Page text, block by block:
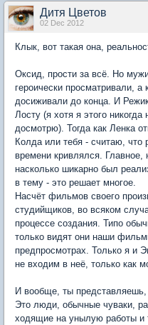
Дитя Цветов
02 Dec 2012
Клык, вот такая она,
Оксид, прости за всё. Но
героически просматривали,
досиживали до конца. И
Лосту (я хотя я этого
досмотрю). Тогда как Ленка
Колда или тебя - считаю, что
времени кривлялся. Главное,
насколько шикарно был
в тему - это решает многое.
Насчёт фильмов своего
студийщиков, во всяком
процессе создания. Типо
только видят они наши
предпросмотрах. Только я и
не входим в неё, только как
И вообще, ты представляешь,
Это люди, обычные чуваки,
ходящие на унылую работы и